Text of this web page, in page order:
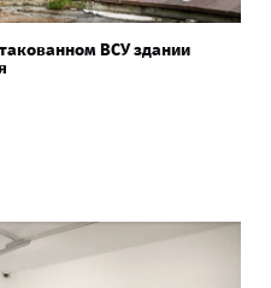
ВСУ здании